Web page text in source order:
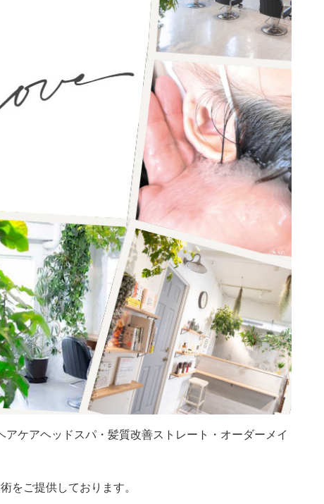
アケアヘッドスパ・髪質改善ストレート・オーダーメイ
をご提供しております。